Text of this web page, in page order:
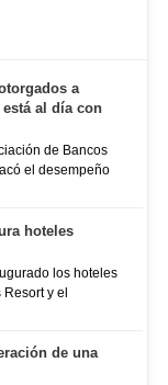
a
al día con
de Bancos
el desempeño
hoteles
los hoteles
y el
de una